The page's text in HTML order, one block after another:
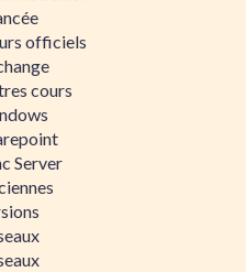
officiels
cours
Server